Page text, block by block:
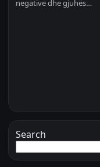
negative dhe gjuhës…
Search